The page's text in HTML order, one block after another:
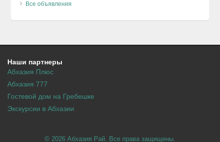
Все объявления
Наши партнеры
Абхазия Плюс
Абхазия 777
Гостевой дом на Гребешке
Экскурсии в Абхазии
© 2026 Абхазия Рай. Все права защищены.